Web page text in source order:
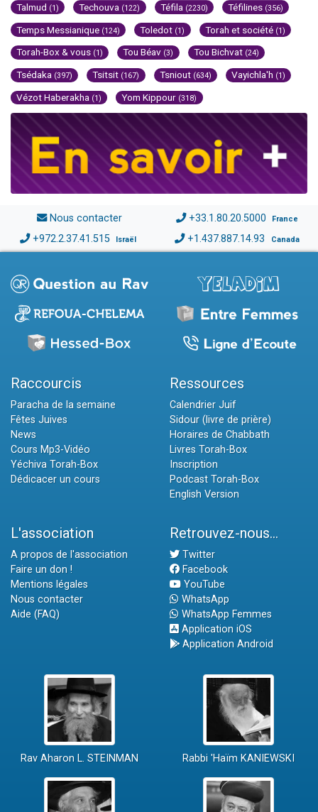
Talmud (1) Techouva (122) Téfila (2230) Téfilines (356)
Temps Messianique (124) Toledot (1) Torah et société (1)
Torah-Box & vous (1) Tou Béav (3) Tou Bichvat (24)
Tsédaka (397) Tsitsit (167) Tsniout (634) Vayichla'h (1)
Vézot Haberakha (1) Yom Kippour (318)
Nous contacter +33.1.80.20.5000 France
+972.2.37.41.515 Israël +1.437.887.14.93 Canada
Raccourcis
Paracha de la semaine
Fêtes Juives
News
Cours Mp3-Vidéo
Yéchiva Torah-Box
Dédicacer un cours
Ressources
Calendrier Juif
Sidour (livre de prière)
Horaires de Chabbath
Livres Torah-Box
Inscription
Podcast Torah-Box
English Version
L'association
A propos de l'association
Faire un don !
Mentions légales
Nous contacter
Aide (FAQ)
Retrouvez-nous...
Twitter
Facebook
YouTube
WhatsApp
WhatsApp Femmes
Application iOS
Application Android
Rav Aharon L. STEINMAN Rabbi 'Haïm KANIEWSKI